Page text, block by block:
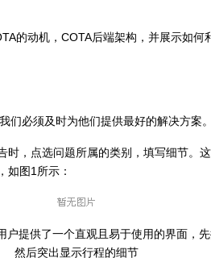
动机，COTA后端架构，并展示如何
必须及时为他们提供最好的解决方案。
，点选问题所属的类别，填写细节。
如图1所示：
提供了一个直观且易于使用的界面，
然后突出显示行程的细节